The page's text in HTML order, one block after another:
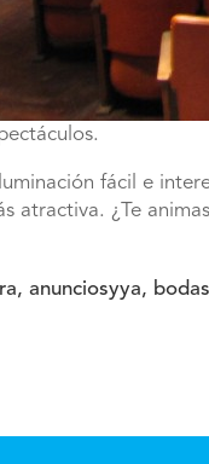
fácil e
atractiva. ¿Te
anunciosyya,